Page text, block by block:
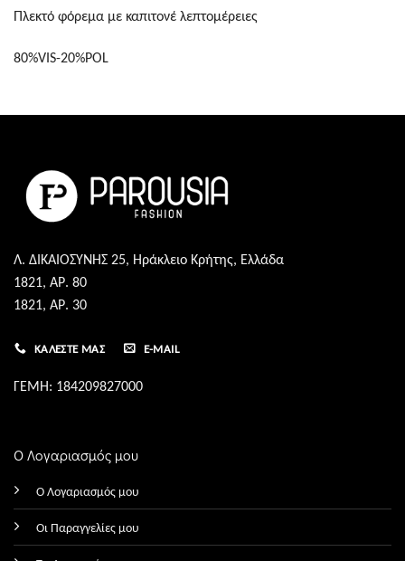
Πλεκτό φόρεμα με καπιτονέ λεπτομέρειες
80%VIS-20%POL
Λ. ΔΙΚΑΙΟΣΥΝΗΣ 25, Ηράκλειο Κρήτης, Ελλάδα
1821, ΑΡ. 80
1821, ΑΡ. 30
ΚΑΛΈΣΤΕ ΜΑΣ E-MAIL
ΓΕΜΗ: 184209827000
Ο Λογαριασμός μου
Ο Λογαριασμός μου
Οι Παραγγελίες μου